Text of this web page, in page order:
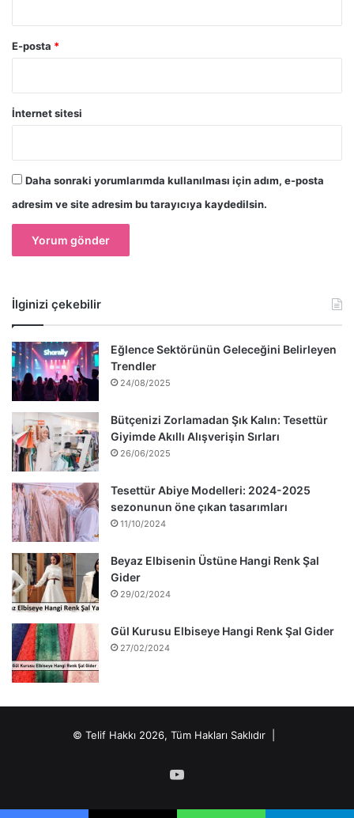
E-posta *
İnternet sitesi
Daha sonraki yorumlarımda kullanılması için adım, e-posta
adresim ve site adresim bu tarayıcıya kaydedilsin.
İlginizi çekebilir
Eğlence Sektörünün Geleceğini Belirleyen
Trendler
24/08/2025
Bütçenizi Zorlamadan Şık Kalın: Tesettür
Giyimde Akıllı Alışverişin Sırları
26/06/2025
Tesettür Abiye Modelleri: 2024-2025
sezonunun öne çıkan tasarımları
11/10/2024
Beyaz Elbisenin Üstüne Hangi Renk Şal
Gider
29/02/2024
Gül Kurusu Elbiseye Hangi Renk Şal Gider
27/02/2024
© Telif Hakkı 2026, Tüm Hakları Saklıdır |
YouTube